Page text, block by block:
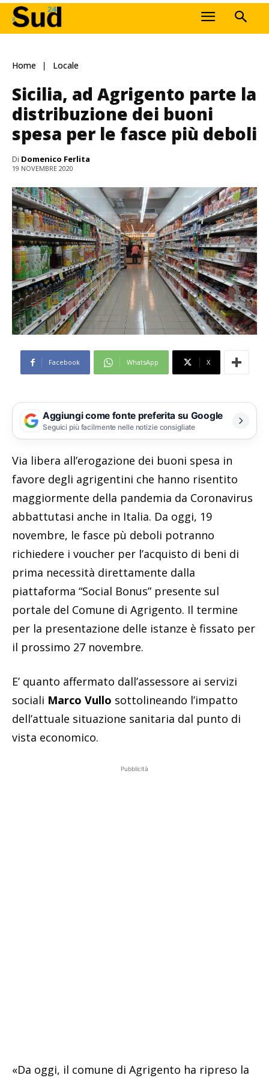
Home Locale
Sicilia, ad Agrigento parte la
distribuzione dei buoni
spesa per le fasce più deboli
Di Domenico Ferlita
19 NOVEMBRE 2020
Facebook WhatsApp X
Aggiungi come fonte preferita su Google
Seguici più facilmente nelle notizie consigliate
Via libera all’erogazione dei buoni spesa in
favore degli agrigentini che hanno risentito
maggiormente della pandemia da Coronavirus
abbattutasi anche in Italia. Da oggi, 19
novembre, le fasce pù deboli potranno
richiedere i voucher per l’acquisto di beni di
prima necessità direttamente dalla
piattaforma “Social Bonus” presente sul
portale del Comune di Agrigento. Il termine
per la presentazione delle istanze è fissato per
il prossimo 27 novembre.
E’ quanto affermato dall’assessore ai servizi
sociali Marco Vullo sottolineando l’impatto
dell’attuale situazione sanitaria dal punto di
vista economico.
Pubblicità
«Da oggi, il comune di Agrigento ha ripreso la